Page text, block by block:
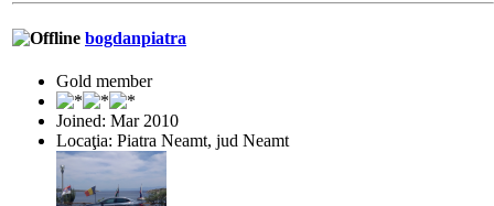
bogdanpiatra
Gold member
Joined: Mar 2010
Locaţia: Piatra Neamt, jud Neamt